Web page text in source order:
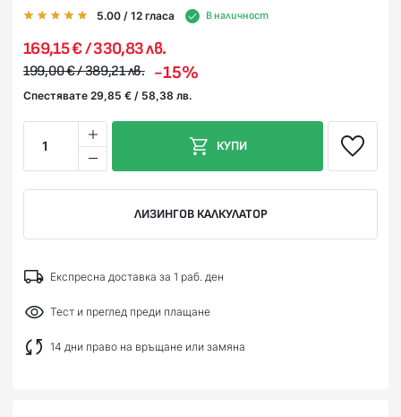
5.00 / 12 гласа В наличност
169,15 € / 330,83 лв.
199,00 € / 389,21 лв. -15%
Спестявате 29,85 € / 58,38 лв.
1 КУПИ
ЛИЗИНГОВ КАЛКУЛАТОР
Експресна доставка за 1 раб. ден
Тест и преглед преди плащане
14 дни право на връщане или замяна